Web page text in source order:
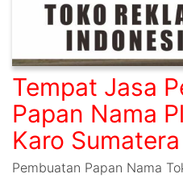
Tempat Jasa
Papan Nama
Karo
Pembuatan Papan Nama